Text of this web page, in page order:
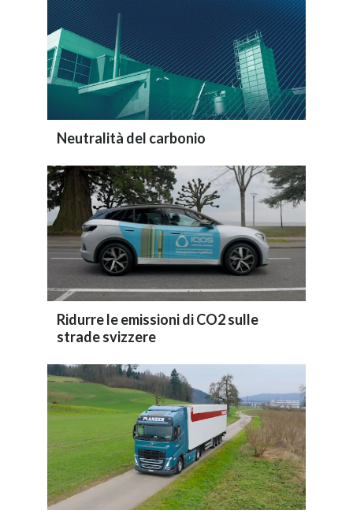
Neutralità del carbonio
Ridurre le emissioni di CO2 sulle
strade svizzere